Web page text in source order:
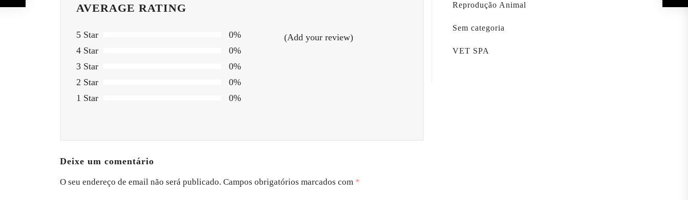
AVERAGE RATING
5 Star
0%
4 Star
0%
3 Star
0%
2 Star
0%
1 Star
0%
(Add your review)
Deixe um comentário
O seu endereço de email não será publicado. Campos obrigatórios marcados com *
Reprodução Animal
Sem categoria
VET SPA